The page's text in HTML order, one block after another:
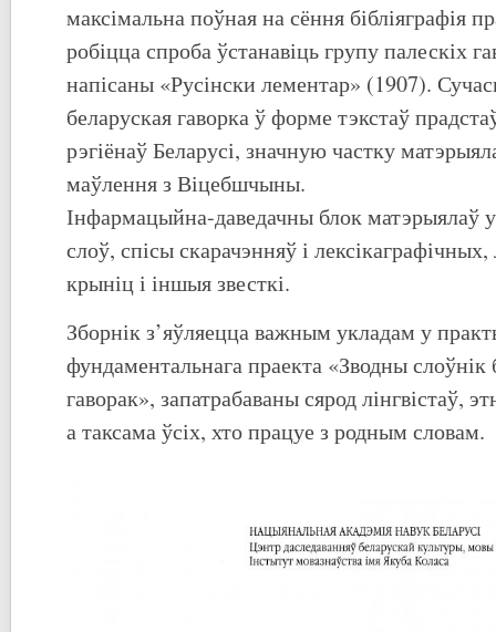
максімальна поўная на сёння бібліяграфія
робіцца спроба ўстанавіць групу палескіх
напісаны «Русінски лементар» (1907).
беларуская гаворка ў форме тэкстаў
рэгіёнаў Беларусі, значную частку
маўлення з Віцебшчыны.
Інфармацыйна-даведачны блок матэрыялаў
слоў, спісы скарачэнняў і
крыніц і іншыя звесткі.
Зборнік з’яўляецца важным укладам у
фундаментальнага праекта «Зводны слоўнік
гаворак», запатрабаваны сярод лінгвістаў,
а таксама ўсіх, хто працуе з родным словам.